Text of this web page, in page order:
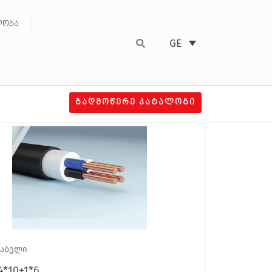
GE
ᲒᲐᲓᲛᲝᲬᲔᲠᲔ ᲙᲐᲢᲐᲚᲝᲒᲘ